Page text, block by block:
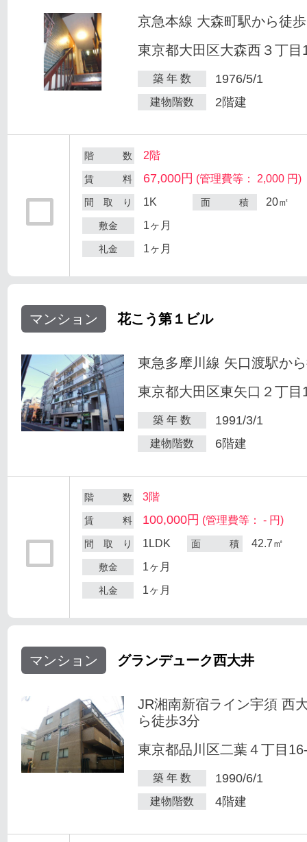
京急本線 大森町駅から徒
東京都大田区大森西３丁目
築 年 数 1976/5/1
建物階数 2階建
階 数 2階
賃 料 67,000円 (管理費等： 2,000 円)
間 取 り 1K 面 積 20㎡
敷金 1ヶ月
礼金 1ヶ月
マンション 花こう第１ビル
東急多摩川線 矢口渡駅か
東京都大田区東矢口２丁目
築 年 数 1991/3/1
建物階数 6階建
階 数 3階
賃 料 100,000円 (管理費等： - 円)
間 取 り 1LDK 面 積 42.7㎡
敷金 1ヶ月
礼金 1ヶ月
マンション グランデューク西大井
JR湘南新宿ライン宇須 西
ら徒歩3分
東京都品川区二葉４丁目
築 年 数 1990/6/1
建物階数 4階建